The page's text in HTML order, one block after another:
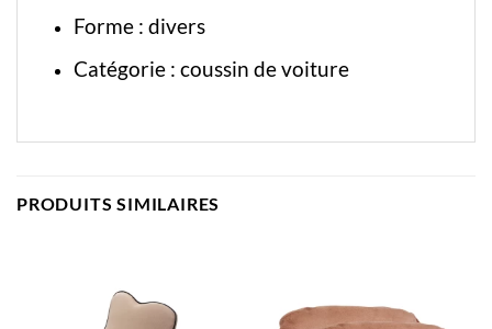
Forme : divers
Catégorie : coussin de voiture
PRODUITS SIMILAIRES